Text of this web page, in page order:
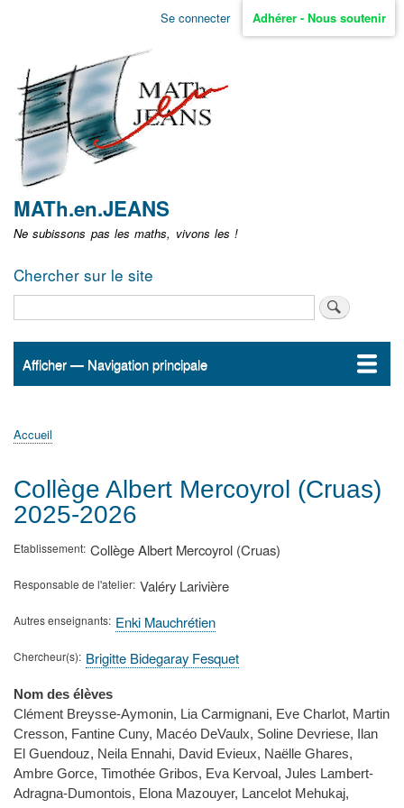
Aller
non
identifié
Se connecter Adhérer - Nous soutenir
MATh.en.JEANS
Ne subissons pas les maths, vivons les !
Chercher sur le site
Navigation
Afficher — Navigation principale
Accueil
ActualitésMATh.en.JEANS ?
Régions et Ateliers
Créer, gérer un atelier
Sujets/Publications
Congrès
d'Ariane
Accueil
Collège Albert Mercoyrol (Cruas)
2025-2026
Etablissement Collège Albert Mercoyrol (Cruas)
Responsable de l'atelier Valéry Larivière
Autres enseignants Enki Mauchrétien
Chercheur(s) Brigitte Bidegaray Fesquet
Nom des élèves
Clément Breysse-Aymonin, Lia Carmignani, Eve Charlot, Martin
Cresson, Fantine Cuny, Macéo DeVaulx, Soline Devriese, Ilan
El Guendouz, Neila Ennahi, David Evieux, Naëlle Ghares,
Ambre Gorce, Timothée Gribos, Eva Kervoal, Jules Lambert-
Adragna-Dumontois, Elona Mazouyer, Lancelot Mehukaj,